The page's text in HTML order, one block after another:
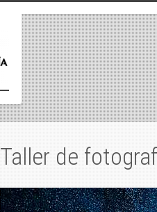
Taller de